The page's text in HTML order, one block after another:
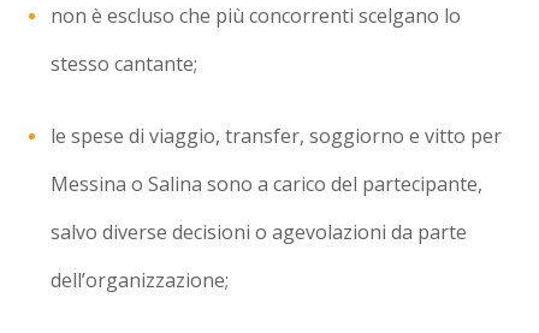
non è escluso che più concorrenti scelgano lo
stesso cantante;
le spese di viaggio, transfer, soggiorno e vitto per
Messina o Salina sono a carico del partecipante,
salvo diverse decisioni o agevolazioni da parte
dell’organizzazione;